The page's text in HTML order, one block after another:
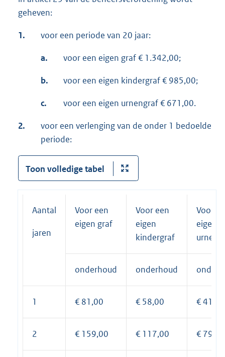
geheven:
1. voor een periode van 20 jaar:
a. voor een eigen graf € 1.342,00;
b. voor een eigen kindergraf € 985,00;
c. voor een eigen urnengraf € 671,00.
2.
voor een verlenging van de onder 1 bedoelde
periode:
Toon volledige tabel
Aantal
jaren
Voor een
eigen graf
Voor een
eigen
kindergraf
Voor
eigen
onderhoud onderhoud
1 € 81,00 € 58,00 € 41,00
2 € 159,00 € 117,00 € 79,00